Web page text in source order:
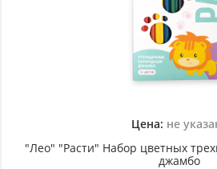
Цена: не
"Лео" "Расти" Набор цветных
джамбо